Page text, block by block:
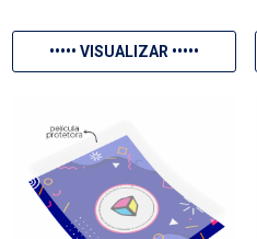
••••• VISUALIZAR •••••